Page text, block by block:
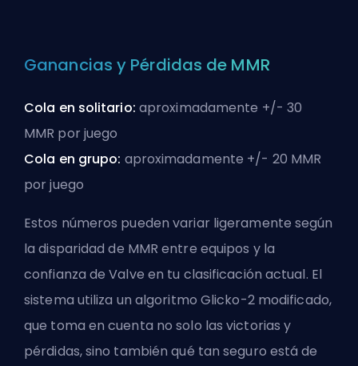
Ganancias y Pérdidas de MMR
Cola en solitario: aproximadamente +/- 30
MMR por juego
Cola en grupo: aproximadamente +/- 20 MMR
por juego
Estos números pueden variar ligeramente según
la disparidad de MMR entre equipos y la
confianza de Valve en tu clasificación actual. El
sistema utiliza un algoritmo Glicko-2 modificado,
que toma en cuenta no solo las victorias y
pérdidas, sino también qué tan seguro está de